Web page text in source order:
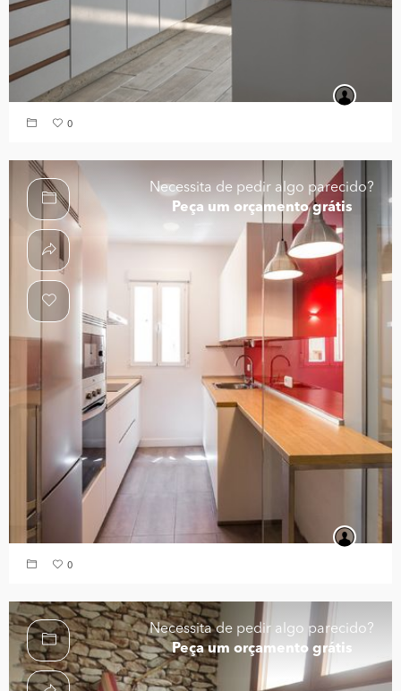
0
Necessita de pedir algo parecido?
Peça um orçamento grátis
0
Necessita de pedir algo parecido?
Peça um orçamento grátis